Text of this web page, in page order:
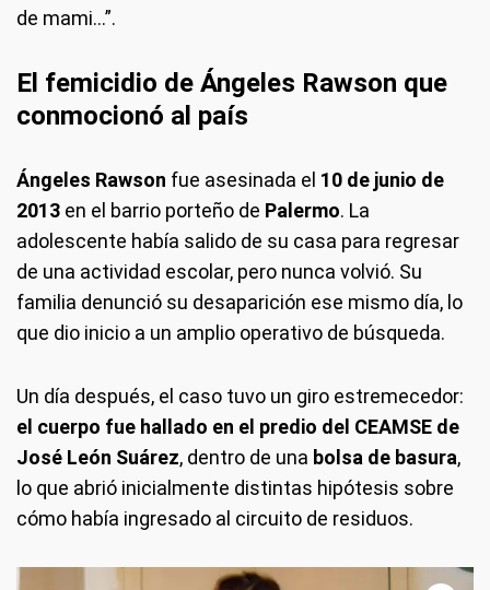
de mami...”.
El femicidio de Ángeles Rawson que
conmocionó al país
Ángeles Rawson fue asesinada el 10 de junio de
2013 en el barrio porteño de Palermo. La
adolescente había salido de su casa para regresar
de una actividad escolar, pero nunca volvió. Su
familia denunció su desaparición ese mismo día, lo
que dio inicio a un amplio operativo de búsqueda.
Un día después, el caso tuvo un giro estremecedor:
el cuerpo fue hallado en el predio del CEAMSE de
José León Suárez, dentro de una bolsa de basura,
lo que abrió inicialmente distintas hipótesis sobre
cómo había ingresado al circuito de residuos.